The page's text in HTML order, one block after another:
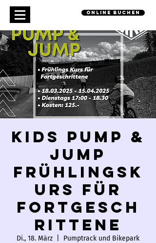
online buchen
Kids Pump &
Jump
Frühlingsk
urs für
Fortgesch
rittene
Di., 18. März
Pumptrack und Bikepark